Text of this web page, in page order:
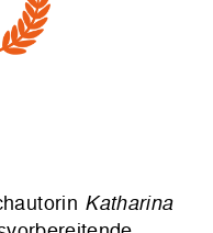
Katharina